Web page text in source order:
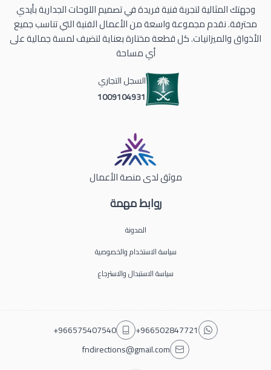
روابط مهمة
المدونة
سياسة الاستخدام والخصوصية
سياسة الاستبدال والاسترجاع
وجهتك المثالية لتجربة فنية فريدة في تصميم اللوحات الجدارية بأيدي
محترفة. نقدم مجموعة واسعة من الأعمال الفنية التي تناسب جميع
الأذواق والميزانيات. كل قطعة مختارة بعناية لتضيف لمسة جمالية على
أي مساحة
السجل التجاري
1009104931
موثق لدى منصة الأعمال
+966502847721
+966575407540
fndirections@gmail.com